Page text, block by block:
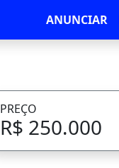
ANUNCIAR
PREÇO
R$ 250.000